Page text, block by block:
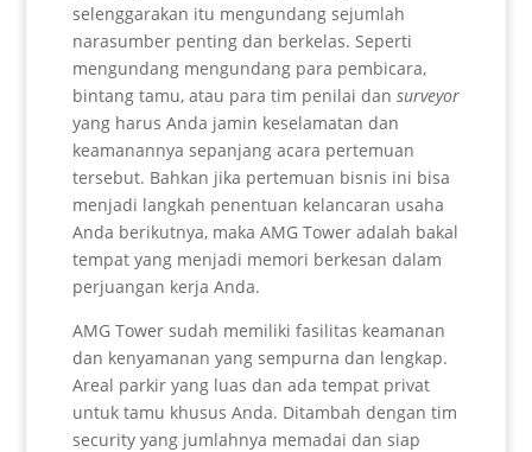
selenggarakan itu mengundang sejumlah
narasumber penting dan berkelas. Seperti
mengundang mengundang para pembicara,
bintang tamu, atau para tim penilai dan surveyor
yang harus Anda jamin keselamatan dan
keamanannya sepanjang acara pertemuan
tersebut. Bahkan jika pertemuan bisnis ini bisa
menjadi langkah penentuan kelancaran usaha
Anda berikutnya, maka AMG Tower adalah bakal
tempat yang menjadi memori berkesan dalam
perjuangan kerja Anda.
AMG Tower sudah memiliki fasilitas keamanan
dan kenyamanan yang sempurna dan lengkap.
Areal parkir yang luas dan ada tempat privat
untuk tamu khusus Anda. Ditambah dengan tim
security yang jumlahnya memadai dan siap